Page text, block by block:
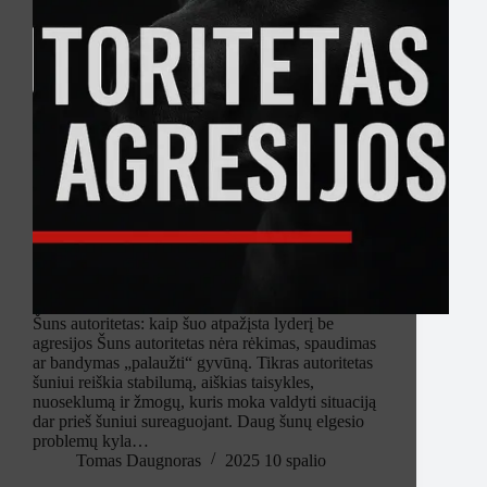
Šuns autoritetas: kaip šuo atpažįsta lyderį be
agresijos Šuns autoritetas nėra rėkimas, spaudimas
ar bandymas „palaužti“ gyvūną. Tikras autoritetas
šuniui reiškia stabilumą, aiškias taisykles,
nuoseklumą ir žmogų, kuris moka valdyti situaciją
dar prieš šuniui sureaguojant. Daug šunų elgesio
problemų kyla…
Tomas Daugnoras
2025 10 spalio